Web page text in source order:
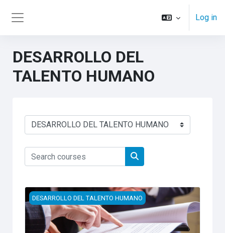
Log in
DESARROLLO DEL
TALENTO HUMANO
Course categories
Search courses
Search courses
REGLAMENTO INTERNO DE TRABAJO
DESARROLLO DEL TALENTO HUMANO